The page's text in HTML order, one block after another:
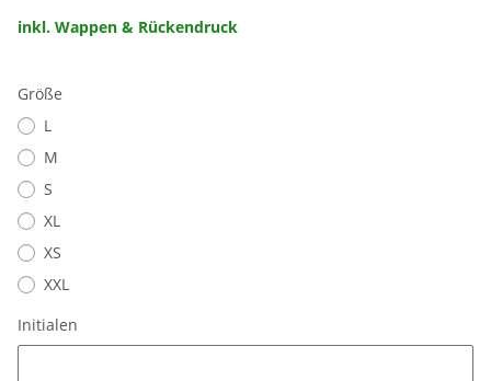
inkl. Wappen & Rückendruck
Größe
L
M
S
XL
XS
XXL
Initialen